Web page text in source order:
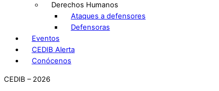
Derechos Humanos
Ataques a defensores
Defensoras
Eventos
CEDIB Alerta
Conócenos
CEDIB – 2026